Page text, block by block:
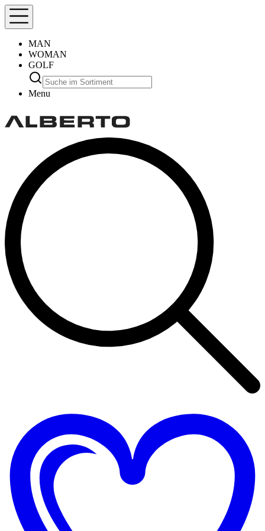
MAN
WOMAN
GOLF
Menu